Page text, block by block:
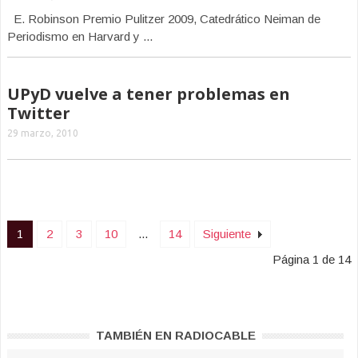
E. Robinson Premio Pulitzer 2009, Catedrático Neiman de
Periodismo en Harvard y ...
UPyD vuelve a tener problemas en
Twitter
29 marzo, 2010
1 2 3 10 ... 14
Siguiente
Página 1 de 14
TAMBIÉN EN RADIOCABLE